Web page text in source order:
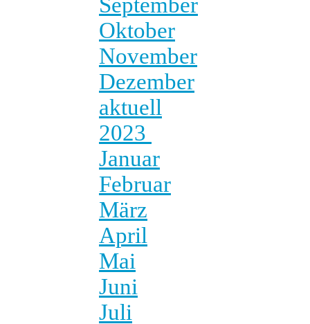
Oktober
November
Dezember
aktuell
2023
Januar
Februar
März
April
Mai
Juni
Juli